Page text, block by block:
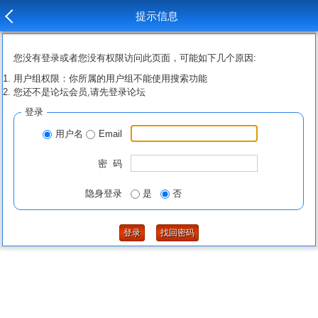
提示信息
您没有登录或者您没有权限访问此页面，可能如下几个原因:
用户组权限：你所属的用户组不能使用搜索功能
您还不是论坛会员,请先登录论坛
登录
用户名 Email
密 码
隐身登录 是 否